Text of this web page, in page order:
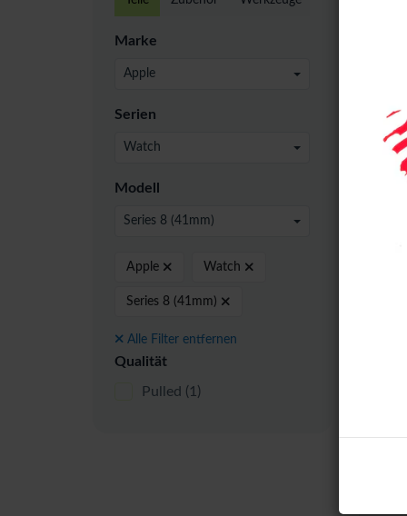
Marke
Apple
Serien
Watch
Modell
Series 8 (41mm)
Apple Watch
Series 8 (41mm)
Alle Filter entfernen
Qualität
Pulled (1)
24